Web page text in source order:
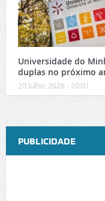
Universidade do
duplas no próximo
20 Julho, 2026 - 20:01
PUBLICIDADE